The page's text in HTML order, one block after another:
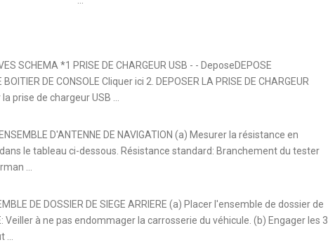
SCHEMA *1 PRISE DE CHARGEUR USB - - DeposeDEPOSE
DE CONSOLE Cliquer ici 2. DEPOSER LA PRISE DE CHARGEUR
prise de chargeur USB ...
D'ANTENNE DE NAVIGATION (a) Mesurer la résistance en
le tableau ci-dessous. Résistance standard: Branchement du tester
...
DE DOSSIER DE SIEGE ARRIERE (a) Placer l'ensemble de dossier de
Veiller à ne pas endommager la carrosserie du véhicule. (b) Engager les 3